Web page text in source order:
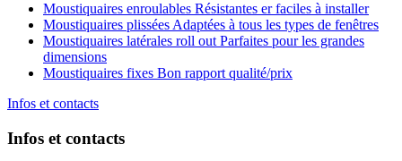
Moustiquaires enroulables Résistantes er faciles à installer
Moustiquaires plissées Adaptées à tous les types de fenêtres
Moustiquaires latérales roll out Parfaites pour les grandes
dimensions
Moustiquaires fixes Bon rapport qualité/prix
Infos et contacts
Infos et contacts